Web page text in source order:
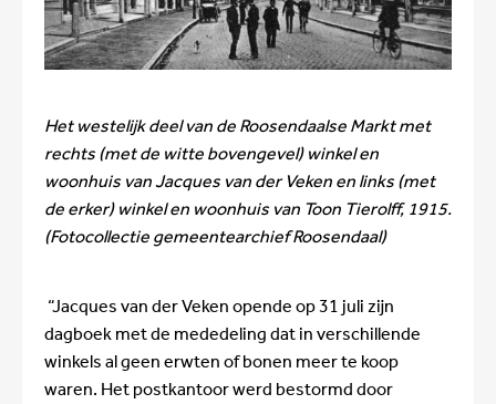
Het westelijk deel van de Roosendaalse Markt met
rechts (met de witte bovengevel) winkel en
woonhuis van Jacques van der Veken en links (met
de erker) winkel en woonhuis van Toon Tierolff, 1915.
(Fotocollectie gemeentearchief Roosendaal)
“Jacques van der Veken opende op 31 juli zijn
dagboek met de mededeling dat in verschillende
winkels al geen erwten of bonen meer te koop
waren. Het postkantoor werd bestormd door